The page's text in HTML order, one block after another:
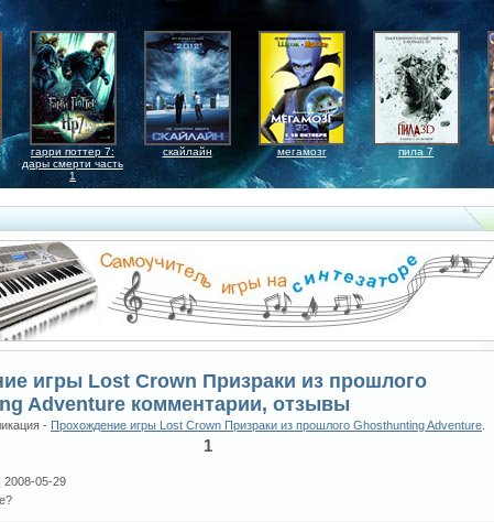
гарри поттер 7:
дары смерти часть
1
скайлайн мегамозг пила 7
игры Lost Crown Призраки из прошлого
Adventure комментарии, отзывы
- Прохождение игры Lost Crown Призраки из прошлого Ghosthunting Adventure
1
| 2008-05-29